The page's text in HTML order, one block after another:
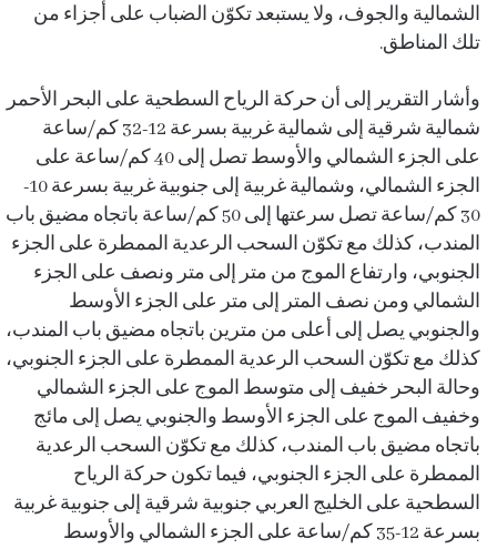
الشمالية والجوف، ولا يستبعد تكوّن الضباب على أجزاء من
تلك المناطق.
وأشار التقرير إلى أن حركة الرياح السطحية على البحر الأحمر
شمالية شرقية إلى شمالية غربية بسرعة 12-32 كم/ساعة
على الجزء الشمالي والأوسط تصل إلى 40 كم/ساعة على
الجزء الشمالي، وشمالية غربية إلى جنوبية غربية بسرعة 10-
30 كم/ساعة تصل سرعتها إلى 50 كم/ساعة باتجاه مضيق باب
المندب، كذلك مع تكوّن السحب الرعدية الممطرة على الجزء
الجنوبي، وارتفاع الموج من متر إلى متر ونصف على الجزء
الشمالي ومن نصف المتر إلى متر على الجزء الأوسط
والجنوبي يصل إلى أعلى من مترين باتجاه مضيق باب المندب،
كذلك مع تكوّن السحب الرعدية الممطرة على الجزء الجنوبي،
وحالة البحر خفيف إلى متوسط الموج على الجزء الشمالي
وخفيف الموج على الجزء الأوسط والجنوبي يصل إلى مائج
باتجاه مضيق باب المندب، كذلك مع تكوّن السحب الرعدية
الممطرة على الجزء الجنوبي، فيما تكون حركة الرياح
السطحية على الخليج العربي جنوبية شرقية إلى جنوبية غربية
بسرعة 12-35 كم/ساعة على الجزء الشمالي والأوسط